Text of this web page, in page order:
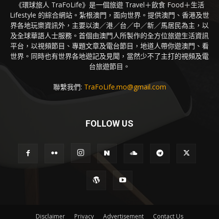
《環球旅人 TraFoLife》是一個旅遊 Travel＋飲食 Food＋生活
Lifestyle 的綜合網站。紮根澳門，面向世界。提供澳門、香港及世
界各地玩樂資訊外，主要以澳／港／台／中／新／馬居民為主，以
及全球華語人士服務。首個由澳門人所製作的全方位旅遊生活資訊
平台，以視頻節目、專題文章及電台節目，地道人帶你遊澳門、看
世界。同時也有世界各地遊記及見聞，當然少不了主打的視頻及電
台旅遊節目。
聯繫我們: TraFoLife.mo@gmail.com
FOLLOW US
Disclaimer Privacy Advertisement Contact Us